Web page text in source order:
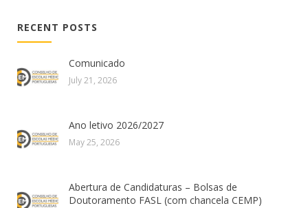
RECENT POSTS
Comunicado
July 21, 2026
Ano letivo 2026/2027
May 25, 2026
Abertura de Candidaturas – Bolsas de
Doutoramento FASL (com chancela CEMP)